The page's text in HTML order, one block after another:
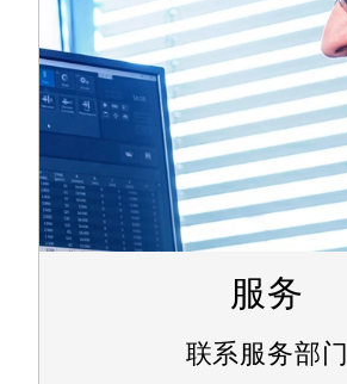
服务
联系服务部门